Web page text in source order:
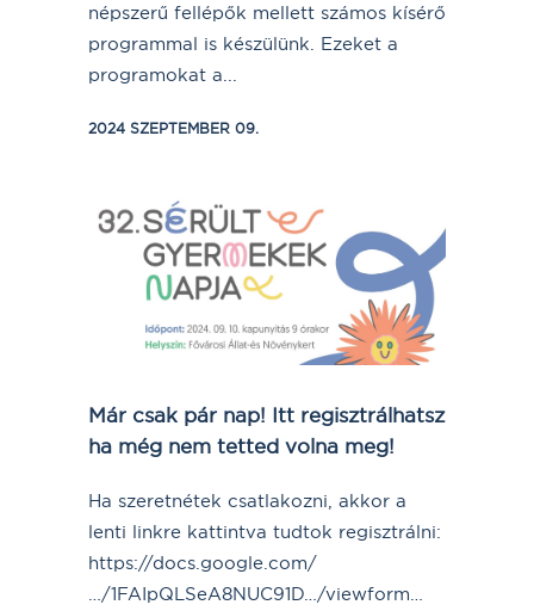
népszerű fellépők mellett számos kísérő
programmal is készülünk. Ezeket a
programokat a...
2024 SZEPTEMBER 09.
Már csak pár nap! Itt regisztrálhatsz
ha még nem tetted volna meg!
Ha szeretnétek csatlakozni, akkor a
lenti linkre kattintva tudtok regisztrálni:
https://docs.google.com/
…/1FAIpQLSeA8NUC91D…/viewform…